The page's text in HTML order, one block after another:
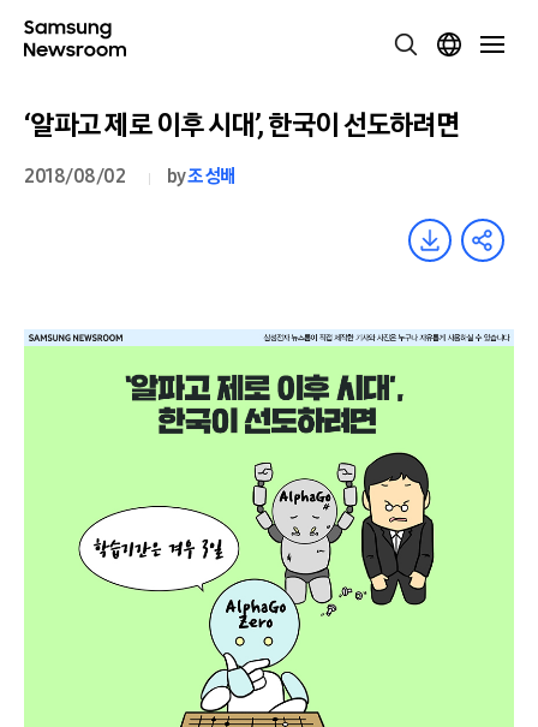
‘알파고 제로 이후 시대’, 한국이 선도하려면
2018/08/02 by조성배